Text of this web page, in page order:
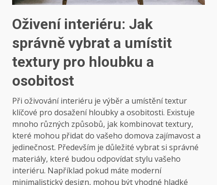
Oživení interiéru: Jak
správně vybrat a umístit
textury pro hloubku a
osobitost
Při oživování interiéru je výběr a umístění textur
klíčové pro dosažení hloubky a osobitosti. Existuje
mnoho různých způsobů, jak kombinovat textury,
které mohou přidat do vašeho domova zajímavost a
jedinečnost. Především je důležité vybrat si správné
materiály, které budou odpovídat stylu vašeho
interiéru. Například pokud máte moderní
minimalistický design, mohou být vhodné hladké